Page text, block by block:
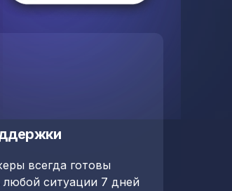
всегда готовы
ситуации 7 дней